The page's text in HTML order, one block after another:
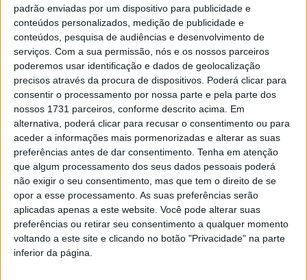
padrão enviadas por um dispositivo para publicidade e
conteúdos personalizados, medição de publicidade e
conteúdos, pesquisa de audiências e desenvolvimento de
serviços. Com a sua permissão, nós e os nossos parceiros
poderemos usar identificação e dados de geolocalização
precisos através da procura de dispositivos. Poderá clicar para
consentir o processamento por nossa parte e pela parte dos
nossos 1731 parceiros, conforme descrito acima. Em
alternativa, poderá clicar para recusar o consentimento ou para
aceder a informações mais pormenorizadas e alterar as suas
preferências antes de dar consentimento. Tenha em atenção
que algum processamento dos seus dados pessoais poderá
não exigir o seu consentimento, mas que tem o direito de se
opor a esse processamento. As suas preferências serão
aplicadas apenas a este website. Você pode alterar suas
preferências ou retirar seu consentimento a qualquer momento
voltando a este site e clicando no botão "Privacidade" na parte
inferior da página.
O calendário de seis jogos de preparação completa-se
com encontros no Estádio João Cardoso frente à
Lusitânia de Lourosa, a de 13 julho, aosSub-19 do
Tondela
no dia 20, com o Benfica B
no dia 21 e com o
Sporting da Covilhã, a 27, para fechar em Leiria, dia 02
de agosto, frente aoUnião.
A 1.ª jornada da Liga 2 de futebol está marcada para o
fim-de-semana de 10 e 11 de agosto.
Esta e outras notícias para ouvir na Estação Diária – 96.8
FM ou emwww.968.fm